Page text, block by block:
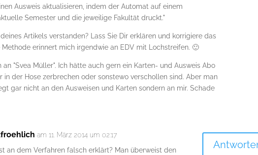
Ausweis aktualisieren, indem der Automat auf einem
Semester und die jeweilige Fakultät druckt."
Artikels verstanden? Lass Sie Dir erklären und korrigiere das
erinnert mich irgendwie an EDV mit Lochstreifen. 🙂
an "Svea Müller". Ich hätte auch gern ein Karten- und Ausweis Abo
in der Hose zerbrechen oder sonstewo verschollen sind. Aber man
gar nicht an den Ausweisen und Karten sondern an mir. Schade
am 11. März 2014 um 02:17
an dem Verfahren falsch erklärt? Man überweist den